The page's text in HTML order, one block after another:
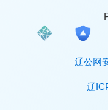
辽公网
辽